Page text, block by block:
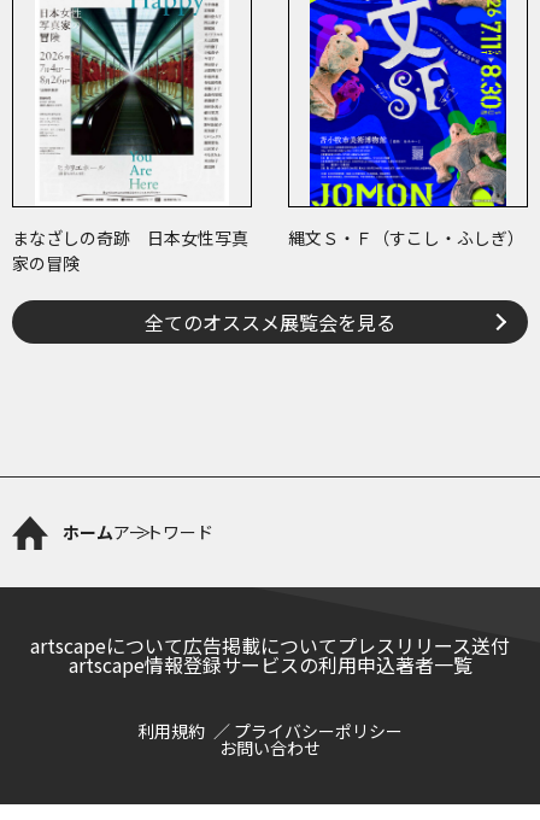
まなざしの奇跡 日本女性写真
家の冒険
縄文Ｓ・Ｆ（すこし・ふしぎ）
全てのオススメ展覧会を見る
ホームアートワード
artscapeについて広告掲載についてプレスリリース送付
artscape情報登録サービスの利用申込著者一覧
利用規約 プライバシーポリシー
お問い合わせ